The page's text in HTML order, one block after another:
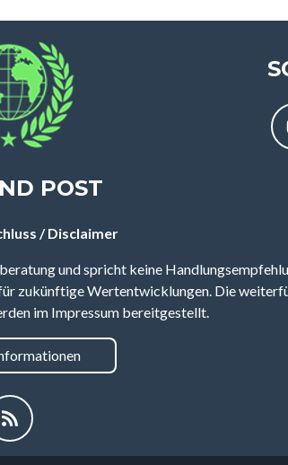
POST
/ Disclaimer
und spricht keine
zukünftige Wertentwicklungen. Die
im Impressum bereitgestellt.